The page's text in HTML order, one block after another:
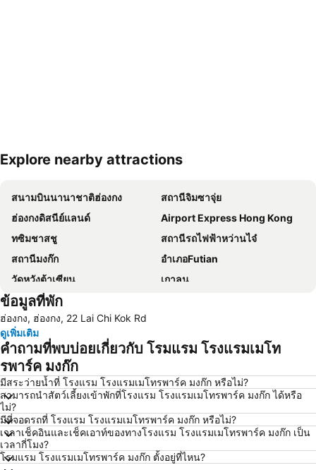
Explore nearby attractions
สนามบินนานาชาติฮ่องกง
สถานีจิมซาจุ่ย
ฮ่องกงดิสนีย์แลนด์
Airport Express Hong Kong
ทซิมชาสชู
สถานีรถไฟฟ้าหว่านไจ๋
สถานีมงก๊ก
อำเภอFutian
วัดหวังต้าเซียน
เกาลูน
เกาะฮ่องกง
Disneyland Resort Metro Station
Central Metro Station
หลานไกวฟง
สถานีรถไฟฟ้าจอร์แดน
Tung Chung
ถนนนาธาน
East Tsim Sha Tsui Metro Station
Sheung Wan Metro Station
MTR - Mass Transit Railway
North Point Metro Station
นิวเทอริทอรีส์
Asia World Expo Center
Tung Chung Metro Station
ข้อมูลที่พัก
ฮ่องกง, ฮ่องกง, 22 Lai Chi Kok Rd
ดูเพิ่มเติม
คำถามที่พบบ่อยเกี่ยวกับ โรมแรม โรงแรมเมโท
รพาร์ค มงก๊ก
มีสระว่ายน้ำที่ โรงแรม โรงแรมเมโทรพาร์ค มงก๊ก หรือไม่?
สามารถนำสัตว์เลี้ยงเข้าพักที่โรงแรม โรงแรมเมโทรพาร์ค มงก๊ก ได้หรือ
ไม่?
มีที่จอดรถที่ โรงแรม โรงแรมเมโทรพาร์ค มงก๊ก หรือไม่?
เวลาเช็คอินและเช็คเอาท์ของทางโรงแรม โรงแรมเมโทรพาร์ค มงก๊ก เป็น
เวลากี่โมง?
โรมแรม โรงแรมเมโทรพาร์ค มงก๊ก ตั้งอยู่ที่ไหน?